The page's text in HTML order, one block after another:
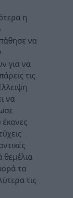
η
να
για να
τις
να
θεμέλια
τα
τις